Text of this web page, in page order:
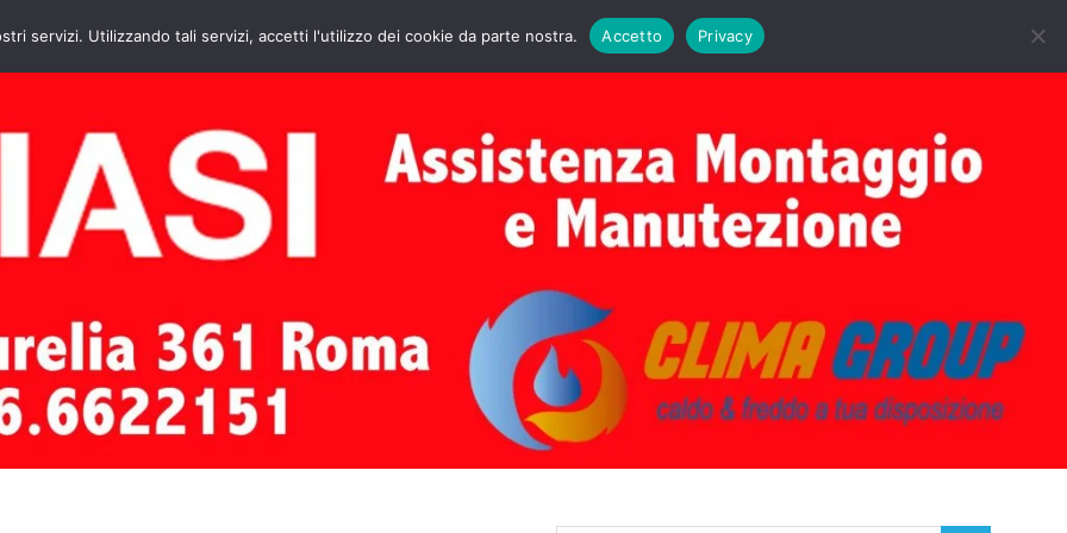
HOME CONTATTI ASSISTENZA CALDAIE BIASI PRIMA ACCENSIONE CALDAIE BIASI
servizi. Utilizzando tali servizi, accetti l'utilizzo dei cookie da parte nostra. Accetto Privacy